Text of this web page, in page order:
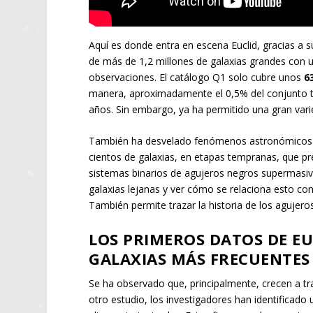
Aquí es donde entra en escena Euclid, gracias
de más de 1,2 millones de galaxias grandes
observaciones. El catálogo Q1 solo cubre unos
manera, aproximadamente el 0,5% del
años. Sin embargo, ya ha permitido una gran
También ha desvelado fenómenos
cientos de galaxias, en etapas tempranas, que
sistemas binarios de agujeros negros
galaxias lejanas y ver cómo se relaciona esto
También permite trazar la historia de los
LOS PRIMEROS DATOS DE
GALAXIAS MÁS FRECUENTES
Se ha observado que, principalmente, crecen a
otro estudio, los investigadores han identificado